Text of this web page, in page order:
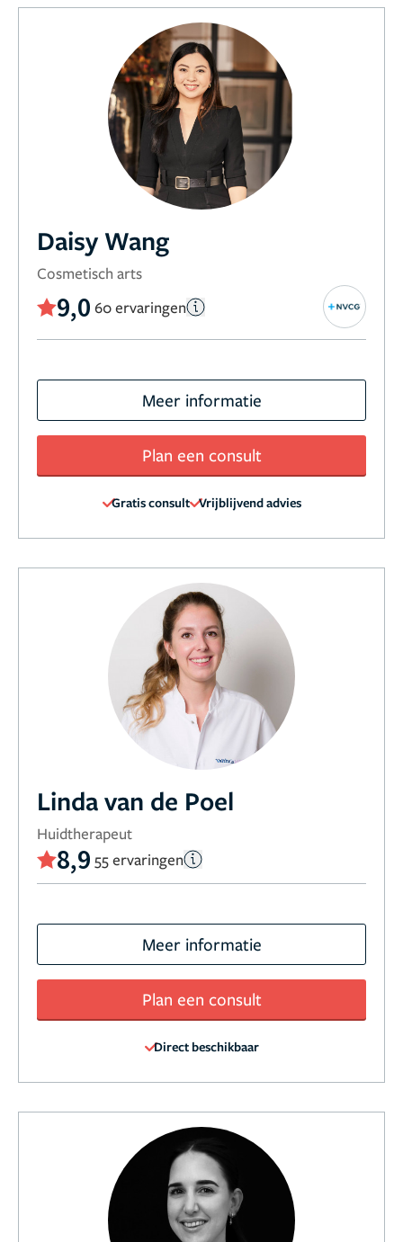
Daisy Wang
Cosmetisch arts
9,0 60 ervaringen
Meer informatie
Plan een consult
Gratis consult Vrijblijvend advies
Linda van de Poel
Huidtherapeut
8,9 55 ervaringen
Meer informatie
Plan een consult
Direct beschikbaar